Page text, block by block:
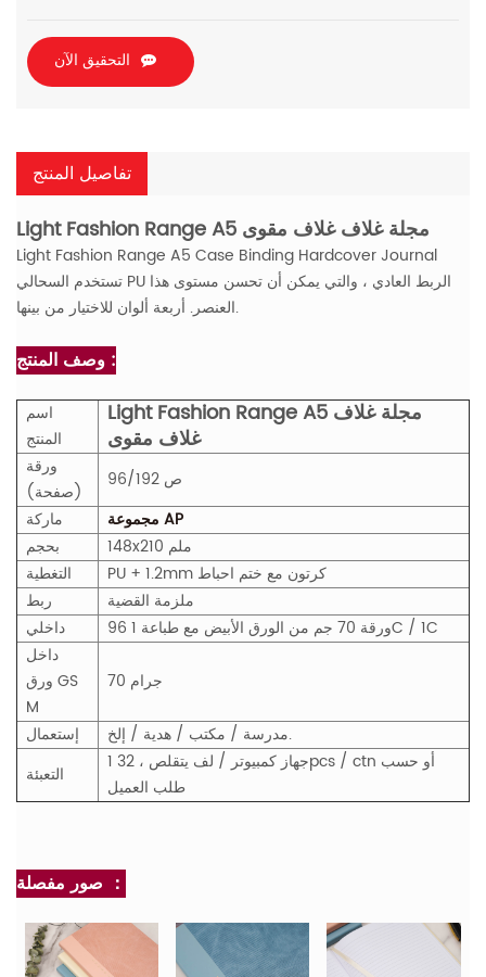
التحقيق الآن
تفاصيل المنتج
Light Fashion Range A5 مجلة غلاف غلاف مقوى
Light Fashion Range A5 Case Binding Hardcover Journal
تستخدم السحالي PU الربط العادي ، والتي يمكن أن تحسن مستوى هذا
العنصر. أربعة ألوان للاختيار من بينها.
وصف المنتج :
اسم
المنتج
Light Fashion Range A5 مجلة غلاف
غلاف مقوى
ورقة
(صفحة)
96/192 ص
ماركة
مجموعة AP
بحجم
148x210 ملم
التغطية
PU + 1.2mm كرتون مع ختم احباط
ربط
ملزمة القضية
داخلي
96 ورقة 70 جم من الورق الأبيض مع طباعة 1C / 1C
داخل
GS
M
70 جرام
إستعمال
مدرسة / مكتب / هدية / إلخ.
التعبئة
1 جهاز كمبيوتر / لف يتقلص ، 32pcs / ctn أو حسب
طلب العميل
صور مفصلة ：